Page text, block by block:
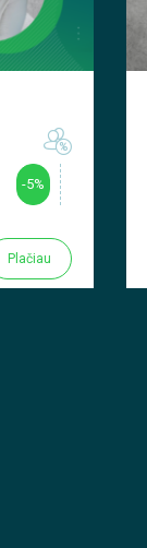
-5%
Plačiau